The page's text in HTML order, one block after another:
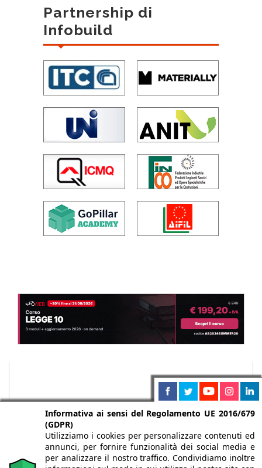
Partnership di
Infobuild
Informativa ai sensi del Regolamento UE 2016/679
(GDPR)
Utilizziamo i cookies per personalizzare contenuti ed
annunci, per fornire funzionalità dei social media e
per analizzare il nostro traffico. Condividiamo inoltre